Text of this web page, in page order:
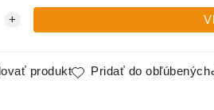
produkt Pridať do obľúbených